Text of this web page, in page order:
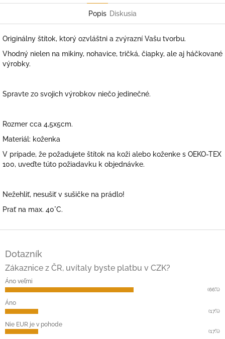
Popis Diskusia
Originálny štítok, ktorý ozvláštni a zvýrazní Vašu tvorbu.
Vhodný nielen na mikiny, nohavice, tričká, čiapky, ale aj háčkované
výrobky.
Spravte zo svojich výrobkov niečo jedinečné.
Rozmer cca 4,5x5cm.
Materiál: koženka
V prípade, že požadujete štítok na koži alebo koženke s OEKO-TEX
100, uveďte túto požiadavku k objednávke.
Nežehliť, nesušiť v sušičke na prádlo!
Prať na max. 40°C.
e
Dotazník
Zákaznice z ČR, uvítaly byste platbu v CZK?
Áno veľmi
(66%)
Áno
(17%)
Nie EUR je v pohode
(17%)